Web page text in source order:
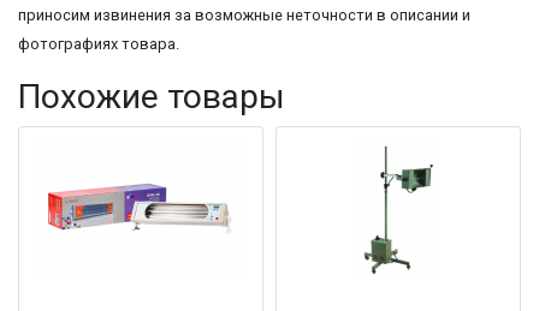
приносим извинения за возможные неточности в описании и
фотографиях товара.
Похожие товары